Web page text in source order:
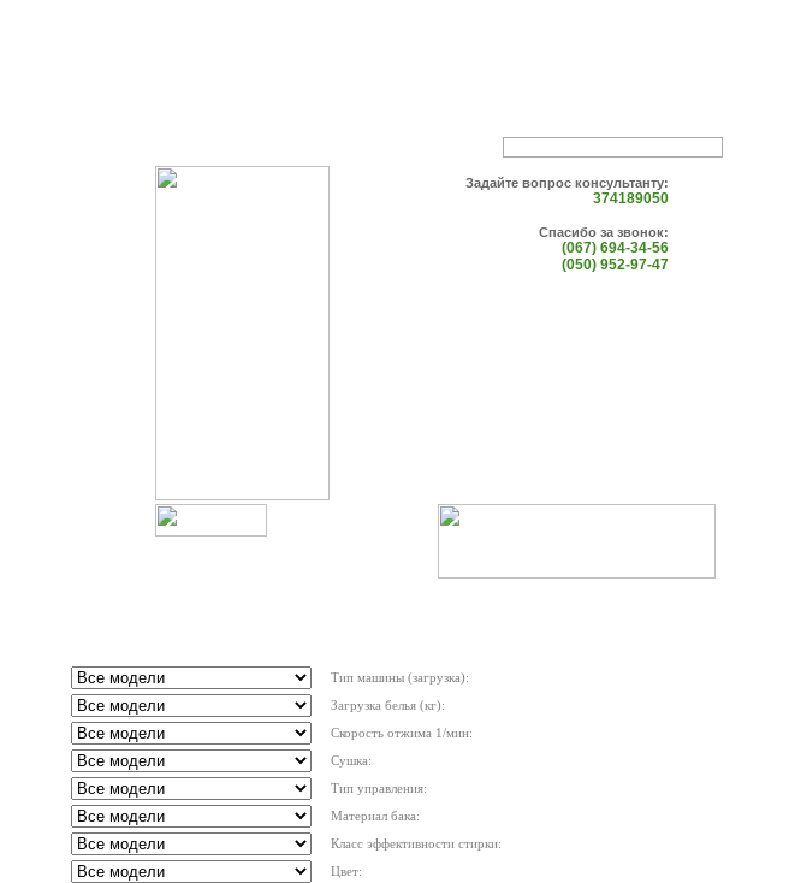
Задайте вопрос консультанту:
374189050
Спасибо за звонок:
(067) 694-34-56
(050) 952-97-47
Тип машины (загрузка):
Загрузка белья (кг):
Скорость отжима 1/мин:
Сушка:
Тип управления:
Материал бака:
Класс эффективности стирки:
Цвет: